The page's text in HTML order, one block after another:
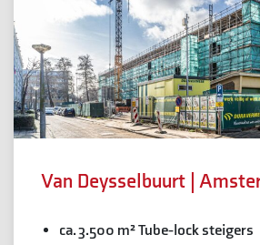
Van Deysselbuurt |
ca. 3.500 m² Tube-lock steigers